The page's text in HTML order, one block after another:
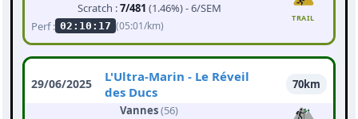
Scratch :7/481 (1.46%) - 6/SEM
Perf : 02:10:17 (05:01/km)
TRAIL
29/06/2025
L'Ultra-Marin - Le Réveil
des Ducs
70km
Vannes(56)